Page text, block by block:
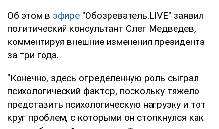
Об этом в эфире "Обозреватель.LIVE" заявил
политический консультант Олег Медведев,
комментируя внешние изменения президента
за три года.
"Конечно, здесь определенную роль сыграл
психологический фактор, поскольку тяжело
представить психологическую нагрузку и тот
круг проблем, с которыми он столкнулся как